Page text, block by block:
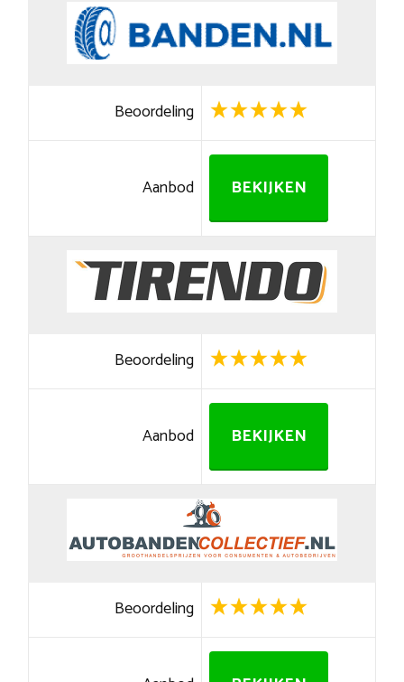
Beoordeling
Aanbod BEKIJKEN
Beoordeling
Aanbod BEKIJKEN
Beoordeling